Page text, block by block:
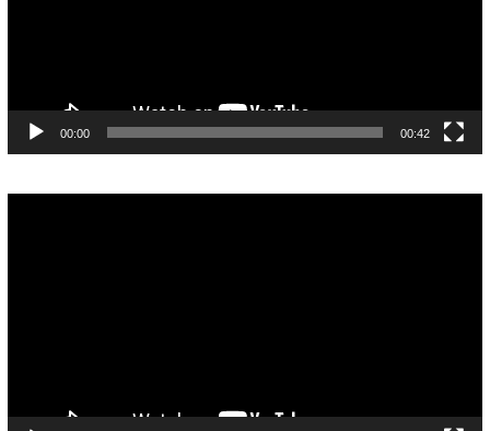
00:00 00:42